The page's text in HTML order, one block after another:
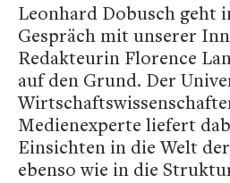
Leonhard Dobusch geht
Gespräch mit unserer
Redakteurin Florence
auf den Grund. Der
Medienexperte liefert
Einsichten in die Welt
ebenso wie in die